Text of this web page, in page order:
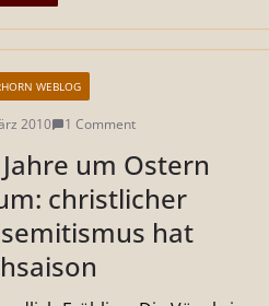
WEBLOG
2010 1 Comment
um Ostern
christlicher
hat